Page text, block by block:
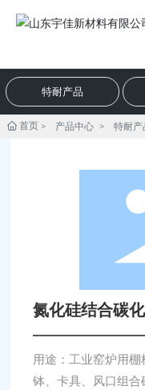
特耐产品
首页 产品中心 特耐产
氮化硅结合碳
用途：工业窑炉用
钵、卡具、风口组合砖等。 特点：